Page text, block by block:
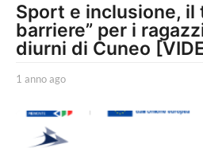
Sport e inclusione, il
barriere” per i
diurni di Cuneo
1 anno ago
n
o